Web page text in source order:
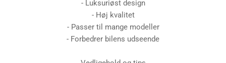
- Luksuriøst design
- Høj kvalitet
- Passer til mange modeller
- Forbedrer bilens udseende